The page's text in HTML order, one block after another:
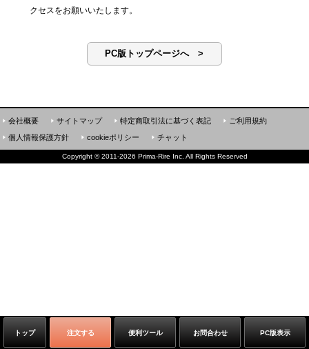
クセスをお願いいたします。
PC版トップページへ >
トップ 注文する 便利ツール お問合わせ PC版表示
会社概要 サイトマップ 特定商取引法に基づく表記
ご利用規約
個人情報保護方針
cookieポリシー チャット
Copyright ©2011-2026 Prima-Rire Inc. All Rights Reserved